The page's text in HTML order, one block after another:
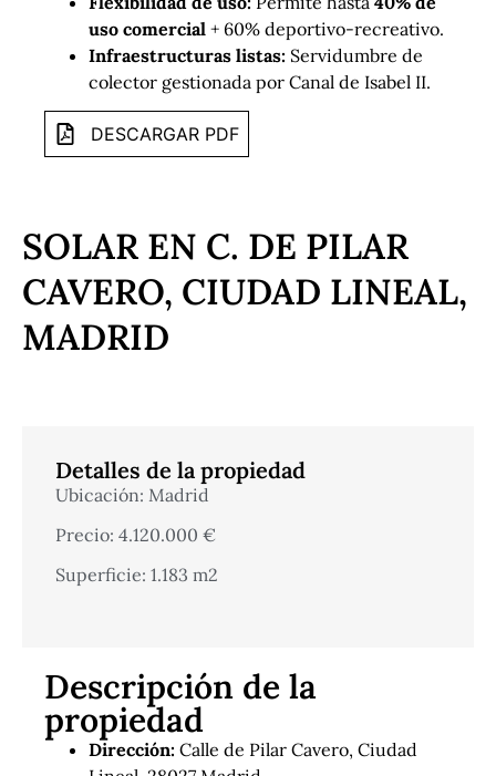
uso comercial + 60% deportivo-recreativo.
Infraestructuras listas: Servidumbre de
colector gestionada por Canal de Isabel II.
DESCARGAR PDF
SOLAR EN C. DE PILAR
CAVERO, CIUDAD LINEAL,
MADRID
Detalles de la propiedad
Ubicación: Madrid
Precio: 4.120.000 €
Superficie: 1.183 m2
Descripción de la
propiedad
Dirección: Calle de Pilar Cavero, Ciudad